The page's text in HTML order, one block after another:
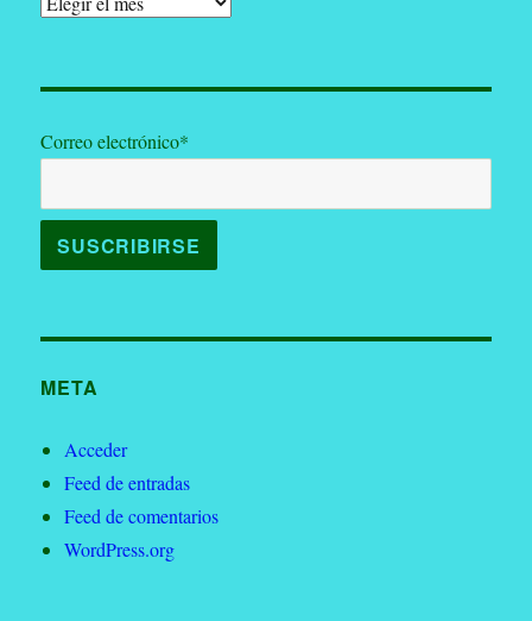
Correo electrónico*
META
Acceder
Feed de entradas
Feed de comentarios
WordPress.org